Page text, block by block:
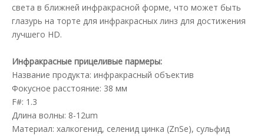
света в ближней инфракрасной форме, что может быть
глазурь на торте для инфракрасных линз для достижения
лучшего HD.
Инфракрасные прицеливые пармеры:
Название продукта: инфракрасный объектив
Фокусное расстояние: 38 мм
F#: 1.3
Длина волны: 8-12um
Материал: халкогенид, селенид цинка (ZnSe), сульфид